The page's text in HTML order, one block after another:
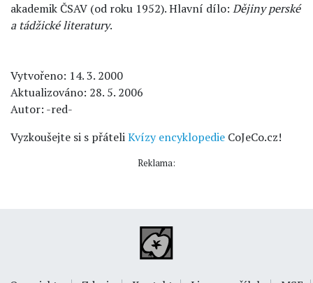
akademik ČSAV (od roku 1952). Hlavní dílo: Dějiny perské
a tádžické literatury.
Vytvořeno: 14. 3. 2000
Aktualizováno: 28. 5. 2006
Autor: -red-
Vyzkoušejte si s přáteliKvízy encyklopedie CoJeCo.cz!
Reklama: